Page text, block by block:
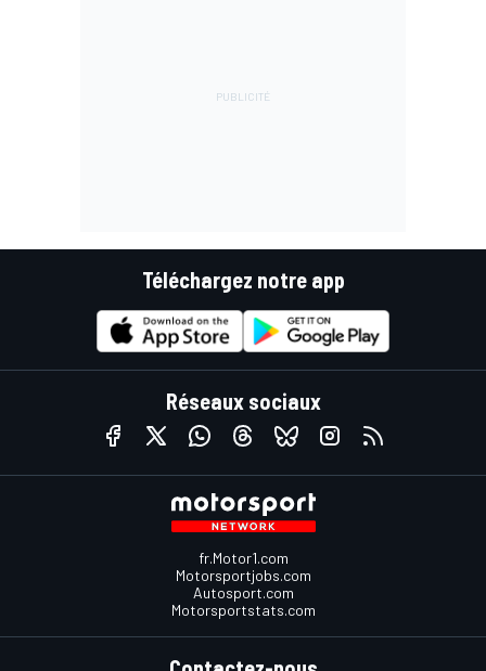
Téléchargez notre app
Réseaux sociaux
fr.Motor1.com
Motorsportjobs.com
Autosport.com
Motorsportstats.com